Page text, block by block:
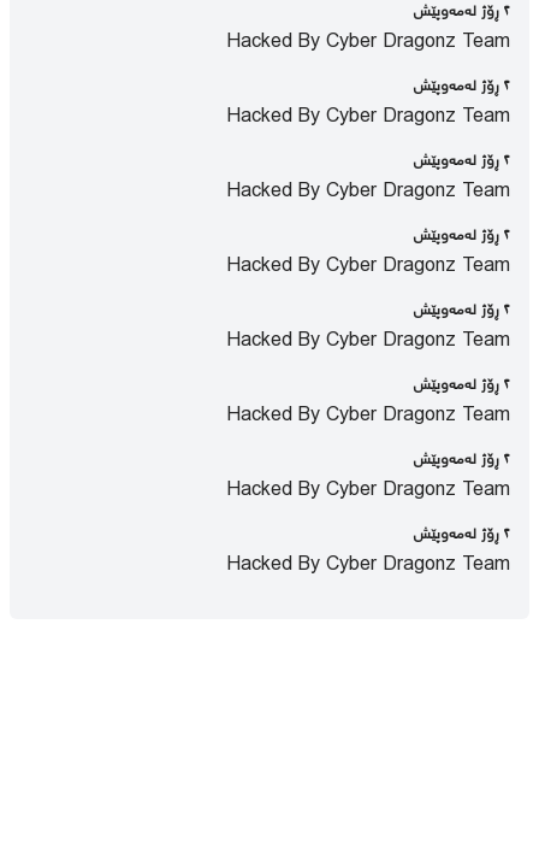
٢ ڕۆژ لەمەوپێش
Hacked By Cyber Dragonz Team
٢ ڕۆژ لەمەوپێش
Hacked By Cyber Dragonz Team
٢ ڕۆژ لەمەوپێش
Hacked By Cyber Dragonz Team
٢ ڕۆژ لەمەوپێش
Hacked By Cyber Dragonz Team
٢ ڕۆژ لەمەوپێش
Hacked By Cyber Dragonz Team
٢ ڕۆژ لەمەوپێش
Hacked By Cyber Dragonz Team
٢ ڕۆژ لەمەوپێش
Hacked By Cyber Dragonz Team
٢ ڕۆژ لەمەوپێش
Hacked By Cyber Dragonz Team